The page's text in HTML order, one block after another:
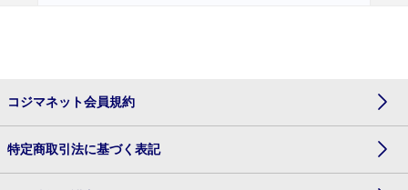
コジマネット会員規約
特定商取引法に基づく表記